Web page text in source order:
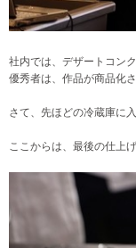
社内では、デザートコン
優秀者は、作品が商品化
さて、先ほどの冷蔵庫に
ここからは、最後の仕上